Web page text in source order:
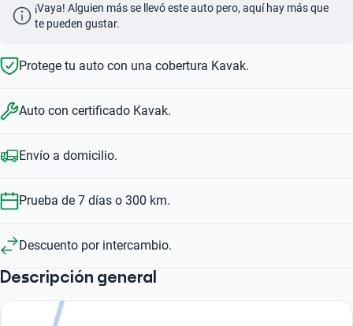
¡Vaya! Alguien más se llevó este auto pero, aquí hay más que
te pueden gustar.
Protege tu auto con una cobertura Kavak.
Auto con certificado Kavak.
Envío a domicilio.
Prueba de 7 días o 300 km.
Descuento por intercambio.
Descripción general